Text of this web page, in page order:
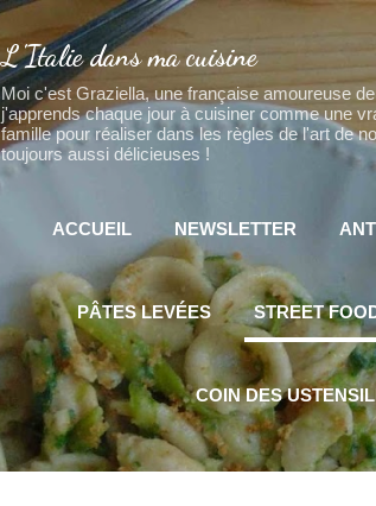
L'Italie dans ma cuisine
Moi c'est Graziella, une française amoureuse
j'apprends chaque jour à cuisiner comme une
famille pour réaliser dans les règles de l'art de
toujours aussi délicieuses !
ACCUEIL NEWSLETTER
PÂTES LEVÉES
STREET
COIN DES